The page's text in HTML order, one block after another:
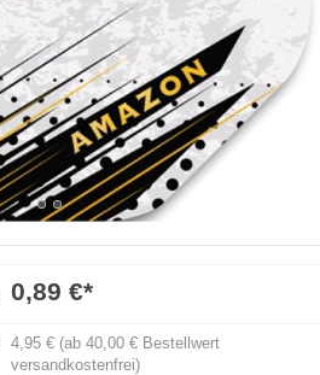
0,89 €*
4,95 € (ab 40,00 € Bestellwert
versandkostenfrei)